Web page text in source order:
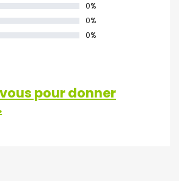
0%
0%
0%
pour donner